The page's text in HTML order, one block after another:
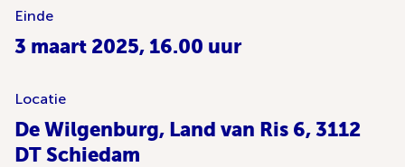
Einde
3 maart 2025, 16.00 uur
Locatie
De Wilgenburg, Land van Ris 6, 3112
DT Schiedam